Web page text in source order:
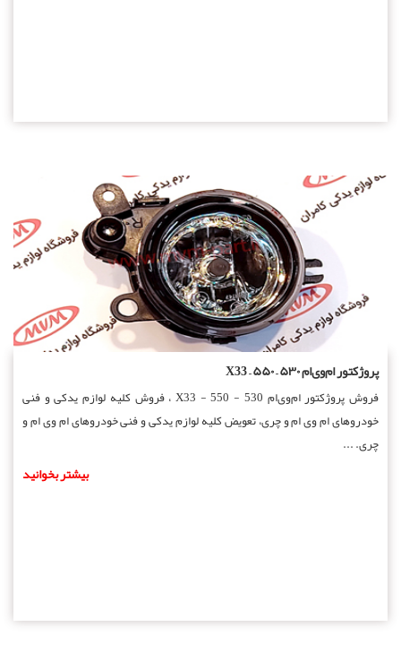
پروژکتور ام‌وی‌ام ۵۳۰ – ۵۵۰ – X33
فروش پروژکتور ام‌وی‌ام 530 - 550 - X33 ، فروش کلیه لوازم یدکی و فنی
خودروهای ام وی ام و چری، تعویض کلیه لوازم یدکی و فنی خودروهای ام وی ام و
چری. ...
بیشتر بخوانید